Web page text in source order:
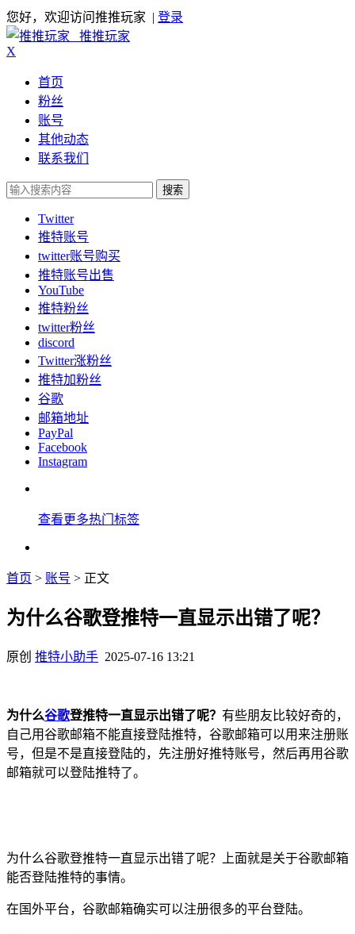
您好，欢迎访问推推玩家 | 登录
推推玩家
X
首页
粉丝
账号
其他动态
联系我们
搜索
Twitter
推特账号
twitter账号购买
推特账号出售
YouTube
推特粉丝
twitter粉丝
discord
Twitter涨粉丝
推特加粉丝
谷歌
邮箱地址
PayPal
Facebook
Instagram
查看更多热门标签
首页 > 账号 > 正文
为什么谷歌登推特一直显示出错了呢？
原创 推特小助手 2025-07-16 13:21
为什么谷歌登推特一直显示出错了呢？ 有些朋友比较好奇的，
自己用谷歌邮箱不能直接登陆推特，谷歌邮箱可以用来注册账
号，但是不是直接登陆的，先注册好推特账号，然后再用谷歌
邮箱就可以登陆推特了。
为什么谷歌登推特一直显示出错了呢？上面就是关于谷歌邮箱
能否登陆推特的事情。
在国外平台，谷歌邮箱确实可以注册很多的平台登陆。